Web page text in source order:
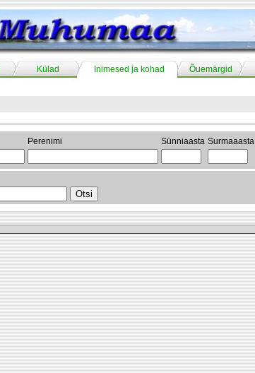
Külad Inimesed ja kohad Õuemärgid
Perenimi Sünniaasta Surmaaasta